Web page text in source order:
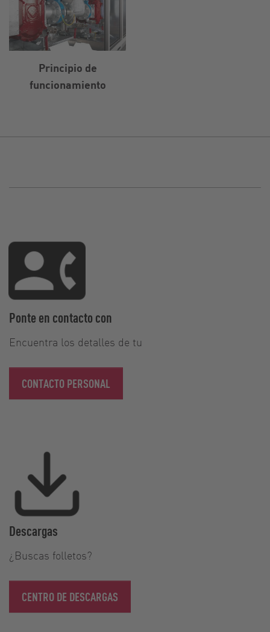
Principio de
funcionamiento
Ponte en contacto con
Encuentra los detalles de tu
CONTACTO PERSONAL
Descargas
¿Buscas folletos?
CENTRO DE DESCARGAS